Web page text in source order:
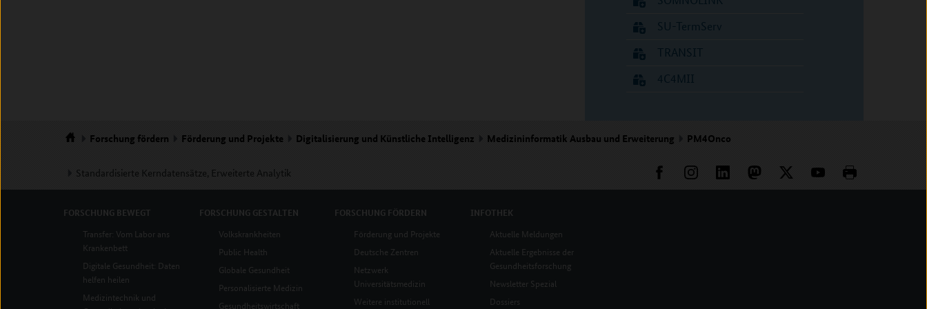
SU-TermServ
TRANSIT
4C4MII
Forschung fördern Förderung und Projekte Digitalisierung und Künstliche Intelligenz Medizininformatik Ausbau und Erweiterung PM4Onco
Standardisierte Kerndatensätze, Erweiterte Analytik
FORSCHUNG BEWEGT
Transfer: Vom Labor ans
Krankenbett
Digitale Gesundheit: Daten
helfen heilen
Medizintechnik und
FORSCHUNG GESTALTEN
Volkskrankheiten
Public Health
Globale Gesundheit
Personalisierte Medizin
Gesundheitswirtschaft
FORSCHUNG FÖRDERN
Förderung und Projekte
Deutsche Zentren
Netzwerk
Universitätsmedizin
Weitere institutionell
INFOTHEK
Aktuelle Meldungen
Aktuelle Ergebnisse der
Gesundheitsforschung
Newsletter Spezial
Dossiers